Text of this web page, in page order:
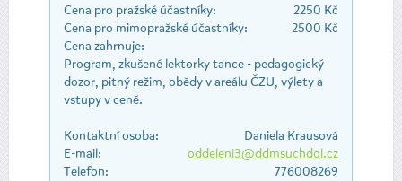
Cena pro pražské účastníky:
2250 Kč
Cena pro mimopražské účastníky:
2500 Kč
Cena zahrnuje:
Program, zkušené lektorky tance - pedagogický
dozor, pitný režim, obědy v areálu ČZU, výlety a
vstupy v ceně.
Kontaktní osoba:
Daniela Krausová
E-mail:
oddeleni3@ddmsuchdol.cz
Telefon:
776008269